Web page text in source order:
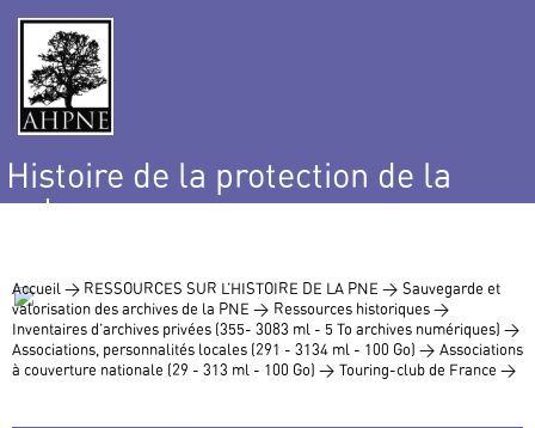
Histoire de la protection de la
nature
Accueil > RESSOURCES SUR L’HISTOIRE DE LA PNE > Sauvegarde et
valorisation des archives de la PNE > Ressources historiques >
Inventaires d’archives privées (355- 3083 ml - 5 To archives numériques) >
Associations, personnalités locales (291 - 3134 ml - 100 Go) > Associations
à couverture nationale (29 - 313 ml - 100 Go) > Touring-club de France >